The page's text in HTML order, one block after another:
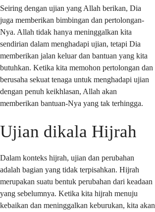
Seiring dengan ujian yang Allah berikan, Dia
juga memberikan bimbingan dan pertolongan-
Nya. Allah tidak hanya meninggalkan kita
sendirian dalam menghadapi ujian, tetapi Dia
memberikan jalan keluar dan bantuan yang kita
butuhkan. Ketika kita memohon pertolongan dan
berusaha sekuat tenaga untuk menghadapi ujian
dengan penuh keikhlasan, Allah akan
memberikan bantuan-Nya yang tak terhingga.
Ujian dikala Hijrah
Dalam konteks hijrah, ujian dan perubahan
adalah bagian yang tidak terpisahkan. Hijrah
merupakan suatu bentuk perubahan dari keadaan
yang sebelumnya. Ketika kita hijrah menuju
kebaikan dan meninggalkan keburukan, kita akan